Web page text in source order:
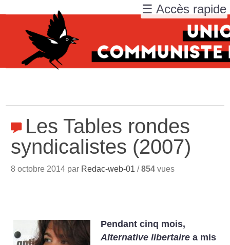
Les Tables rondes
syndicalistes (2007)
8 octobre 2014 par Redac-web-01 /854 vues
Pendant cinq mois,
Alternative libertaire a mis
☰ Accès rapide